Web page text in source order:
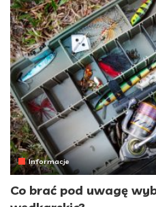
Informacje
Co brać pod uwagę